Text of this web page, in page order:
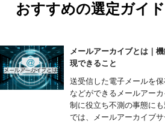
おすすめの選定ガイド
メールアーカイブとは｜
現できること
送受信した電子メールを
などができるメールアー
制に役立ち不測の事態に
では、メールアーカイブ